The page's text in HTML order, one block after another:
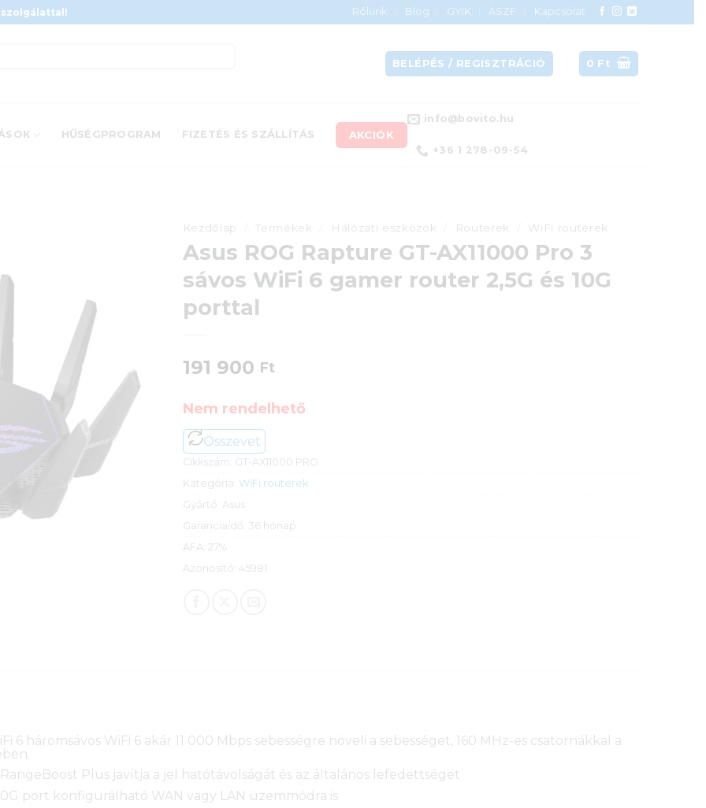
Rólunk Blog GYIK ÁSZF
Kapcsolat
BELÉPÉS / REGISZTRÁCIÓ 0 Ft
HŰSÉGPROGRAM FIZETÉS ÉS SZÁLLÍTÁS AKCIÓK
info@bovito.hu
+36 1 278-09-54
Kezdőlap Termékek Hálózati eszközök Routerek WiFi routerek
Asus ROG Rapture GT-AX11000 Pro 3
sávos WiFi 6 gamer router 2,5G és 10G
porttal
191 900 Ft
Nem rendelhető
Összevet
Cikkszám: GT-AX11000 PRO
Kategória: WiFi routerek
Gyártó: Asus
Garanciaidő: 36 hónap
ÁFA: 27%
Azonosító: 45981
6 háromsávos WiFi 6 akár 11 000 Mbps sebességre növeli a sebességet, 160 MHz-es csatornákkal a
Plus javítja a jel hatótávolságát és az általános lefedettséget
port konfigurálható WAN vagy LAN üzemmódra is